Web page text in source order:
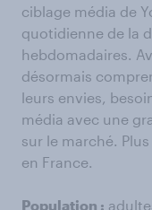
ciblage média de
quotidienne de la
hebdomadaires.
désormais
leurs envies,
média avec une
sur le marché.
en France.
Population :